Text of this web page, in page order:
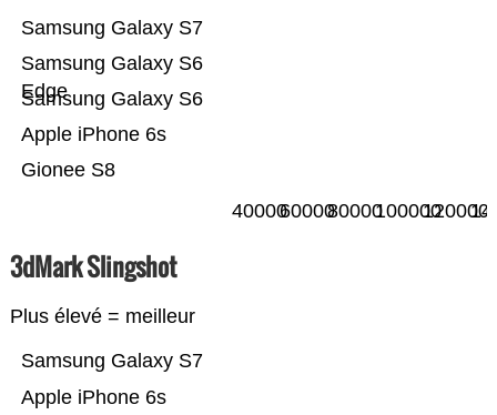
Gionee S8
Apple iPhone 6s
Samsung Galaxy S6
Samsung Galaxy S6
Edge
Samsung Galaxy S7
400006000080000100000120000
3dMark Slingshot
Plus élevé = meilleur
Apple iPhone 6s
Samsung Galaxy S7